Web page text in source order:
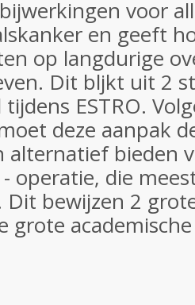
voor
en geeft
op langdurige
Dit bljkt uit 2
ESTRO.
deze aanpak
alternatief bieden
operatie, die
bewijzen 2
grote